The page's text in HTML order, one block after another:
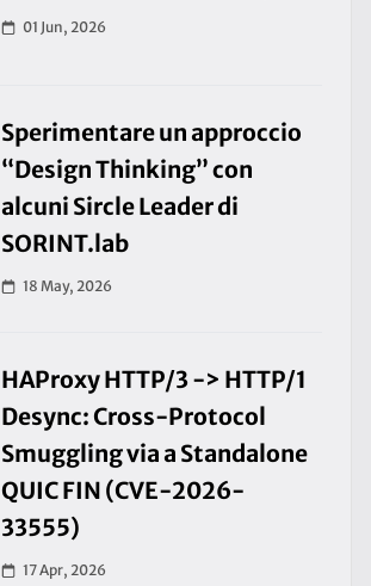
01 Jun, 2026
Sperimentare un approccio
“Design Thinking” con
alcuni Sircle Leader di
SORINT.lab
18 May, 2026
HAProxy HTTP/3 -> HTTP/1
Desync: Cross-Protocol
Smuggling via a Standalone
QUIC FIN (CVE-2026-
33555)
17 Apr, 2026